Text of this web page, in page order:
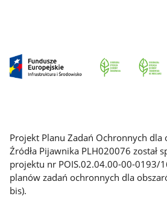
Projekt Planu Zadań Ochronnych dla
Źródła Pijawnika PLH020076 został
projektu nr POIS.02.04.00-00-0193/
planów zadań ochronnych dla
bis).